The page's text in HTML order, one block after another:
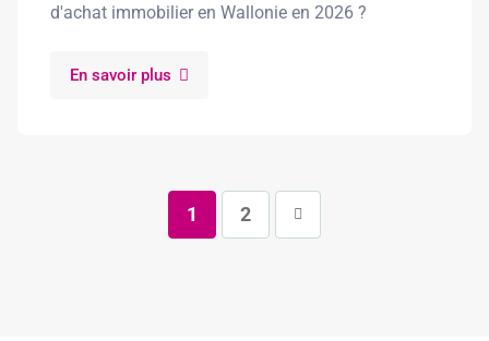
d'achat immobilier en Wallonie en 2026 ?
En savoir plus
1 2